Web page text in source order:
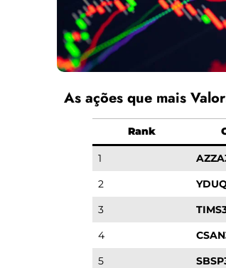
As ações que mais
Rank
1
2
3
4
5